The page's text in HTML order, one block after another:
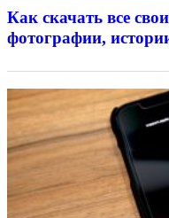
Как скачать все
фотографии,